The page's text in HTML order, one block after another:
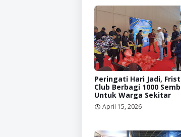
Peringati Hari Jadi, Frist
Club Berbagi 1000
Untuk Warga Sekitar
April 15, 2026